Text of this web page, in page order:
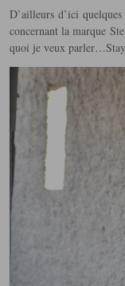
D’ailleurs d’ici
concernant la marque
quoi je veux